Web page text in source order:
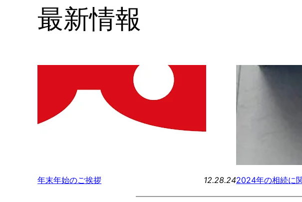
最新情報
年末年始のご挨拶 12.28.242024年の相続に